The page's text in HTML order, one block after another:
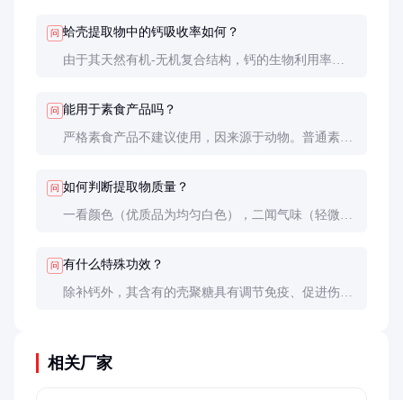
问 蛤壳提取物中的钙吸收率如何？
由于其天然有机-无机复合结构，钙的生物利用率可
问 能用于素食产品吗？
严格素食产品不建议使用，因来源于动物。普通素食
问 如何判断提取物质量？
一看颜色（优质品为均匀白色），二闻气味（轻微海
问 有什么特殊功效？
除补钙外，其含有的壳聚糖具有调节免疫、促进伤口
相关厂家